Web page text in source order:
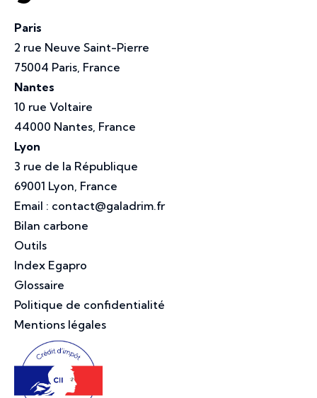
Paris
2 rue Neuve Saint-Pierre
75004 Paris, France
Nantes
10 rue Voltaire
44000 Nantes, France
Lyon
3 rue de la République
69001 Lyon, France
Email : contact@galadrim.fr
Bilan carbone
Outils
Index Egapro
Glossaire
Politique de confidentialité
Mentions légales